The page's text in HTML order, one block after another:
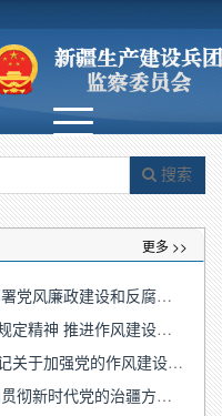
搜索
更多 >>
中共中央政治局召开会议 研究部署党风廉政建设和反腐败工作 中共中央总书记习近平主持会议
习近平：锲而不舍落实中央八项规定精神 推进作风建设常态化长效化
李希：深入学习领会习近平总书记关于加强党的作风建设的重要论述 推动深入贯彻中央八项规定精神学习教育取得更大实效
兵团第八次党代会提出 完整准确贯彻新时代党的治疆方略 忠诚履行新时代兵团职责使命 为新疆社会稳定和长治久安作出新的更大贡献